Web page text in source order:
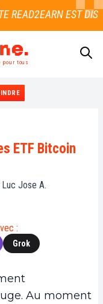
pour tous
ETF Bitcoin
Luc Jose A.
:
Grok
Au moment